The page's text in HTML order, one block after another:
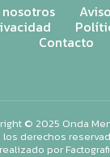
nosotros
Contacto
© 2025 Onda
los derechos
realizado por